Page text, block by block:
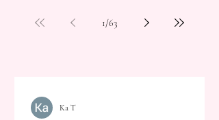
1/63
Ka T